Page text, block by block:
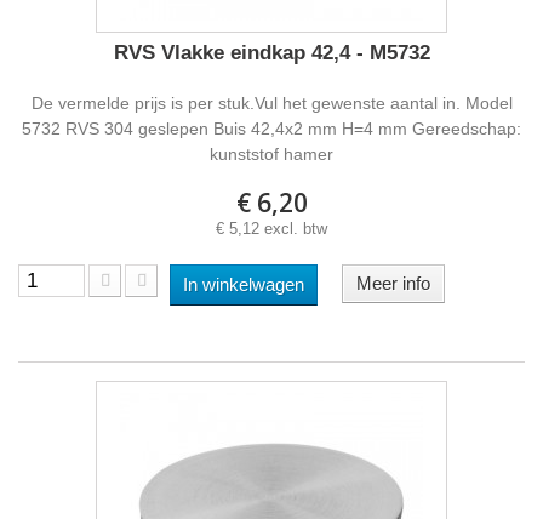
RVS Vlakke eindkap 42,4 - M5732
De vermelde prijs is per stuk.Vul het gewenste aantal in. Model
5732 RVS 304 geslepen Buis 42,4x2 mm H=4 mm Gereedschap:
kunststof hamer
€ 6,20
€ 5,12 excl. btw
In winkelwagen Meer info